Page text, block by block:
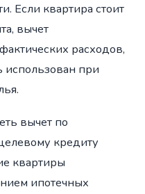
Если квартира стоит
вычет
расходов,
использован при
вычет по
кредиту
квартиры
ипотечных